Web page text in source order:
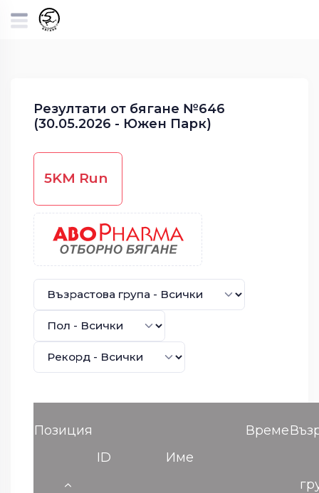
Резултати от бягане №646
(30.05.2026 - Южен Парк)
5KM Run
Позиция
ID
Име
Време